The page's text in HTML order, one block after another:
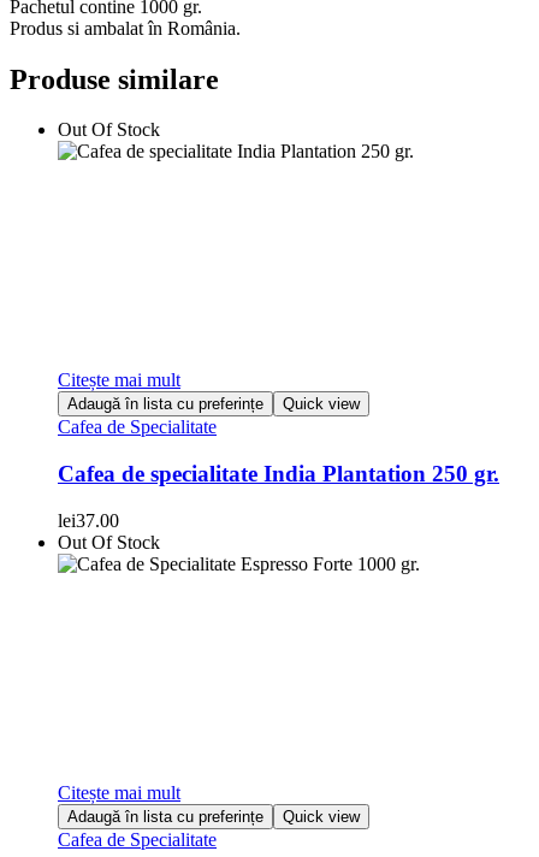
Pachetul contine 1000 gr.
Produs si ambalat în România.
Produse similare
Out Of Stock
Citește mai mult
Adaugă în lista cu preferințe Quick view
Cafea de Specialitate
Cafea de specialitate India Plantation 250 gr.
lei37.00
Out Of Stock
Citește mai mult
Adaugă în lista cu preferințe Quick view
Cafea de Specialitate